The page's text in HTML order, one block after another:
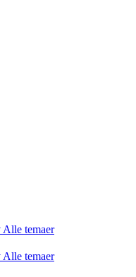
Alle temaer
Alle temaer